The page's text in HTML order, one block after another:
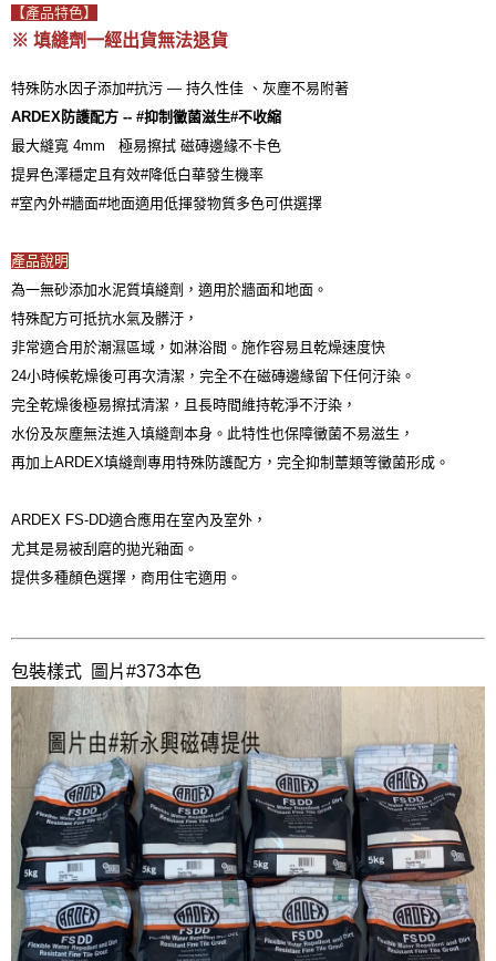
【產品特色】
※ 填縫劑一經出貨無法退貨
ARDEX防護配方 -- #抑制黴菌滋生#不收縮
最大縫寬 4mm   極易擦拭 磁磚邊緣不卡色
提昇色澤穩定且有效#降低白華發生機率
#室內外#牆面#地面適用低揮發物質多色可供選擇
產品說明
為一無砂添加水泥質填縫劑，適用於牆面和地面。
特殊配方可抵抗水氣及髒汙，
非常適合用於潮濕區域，如淋浴間。施作容易且乾燥速度快
24小時候乾燥後可再次清潔，完全不在磁磚邊緣留下任何汙染。
完全乾燥後極易擦拭清潔，且長時間維持乾淨不汙染，
水份及灰塵無法進入填縫劑本身。此特性也保障黴菌不易滋生，
再加上ARDEX填縫劑專用特殊防護配方，完全抑制蕈類等黴菌形成。
ARDEX FS-DD適合應用在室內及室外，
尤其是易被刮磨的拋光釉面。